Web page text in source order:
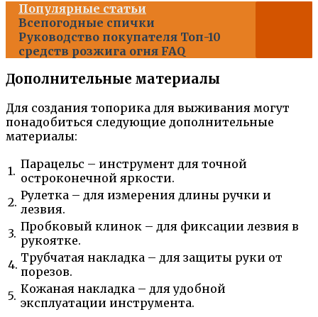
Популярные статьи
Всепогодные спички
Руководство покупателя Топ-10
средств розжига огня FAQ
Дополнительные материалы
Для создания топорика для выживания могут
понадобиться следующие дополнительные
материалы:
1. Парацельс – инструмент для точной
остроконечной яркости.
2. Рулетка – для измерения длины ручки и
лезвия.
3. Пробковый клинок – для фиксации лезвия в
рукоятке.
4. Трубчатая накладка – для защиты руки от
порезов.
5. Кожаная накладка – для удобной
эксплуатации инструмента.